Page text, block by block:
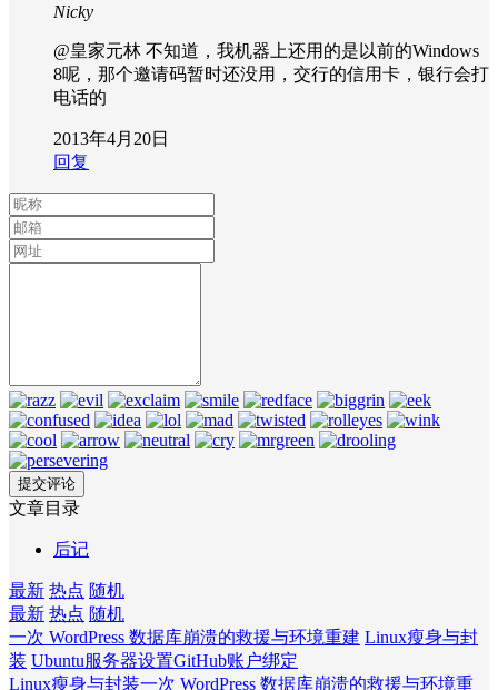
Nicky
@皇家元林 不知道，我机器上还用的是以前的Windows
8呢，那个邀请码暂时还没用，交行的信用卡，银行会打
电话的
2013年4月20日
回复
文章目录
后记
最新 热点 随机
最新 热点 随机
一次 WordPress 数据库崩溃的救援与环境重建 Linux瘦身与封
装 Ubuntu服务器设置GitHub账户绑定
Linux瘦身与封装一次 WordPress 数据库崩溃的救援与环境重